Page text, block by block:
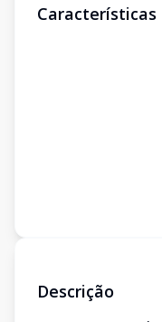
Características
Descrição